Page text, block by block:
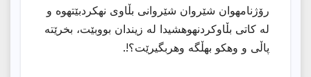
رۆژنامهوان شێروان شێروانی بڵاوی نهكردبێتهوه و
له كاتی بڵاوكردنهوهشیدا له زیندان بووبێت، بخرێته
پاڵی و وهكو بهڵگه وهربگیرێت؟!.